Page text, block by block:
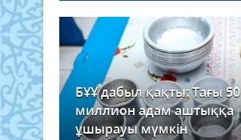
БҰҰ дабыл қақты: Тағы 50
миллион адам аштыққа
ұшырауы мүмкін